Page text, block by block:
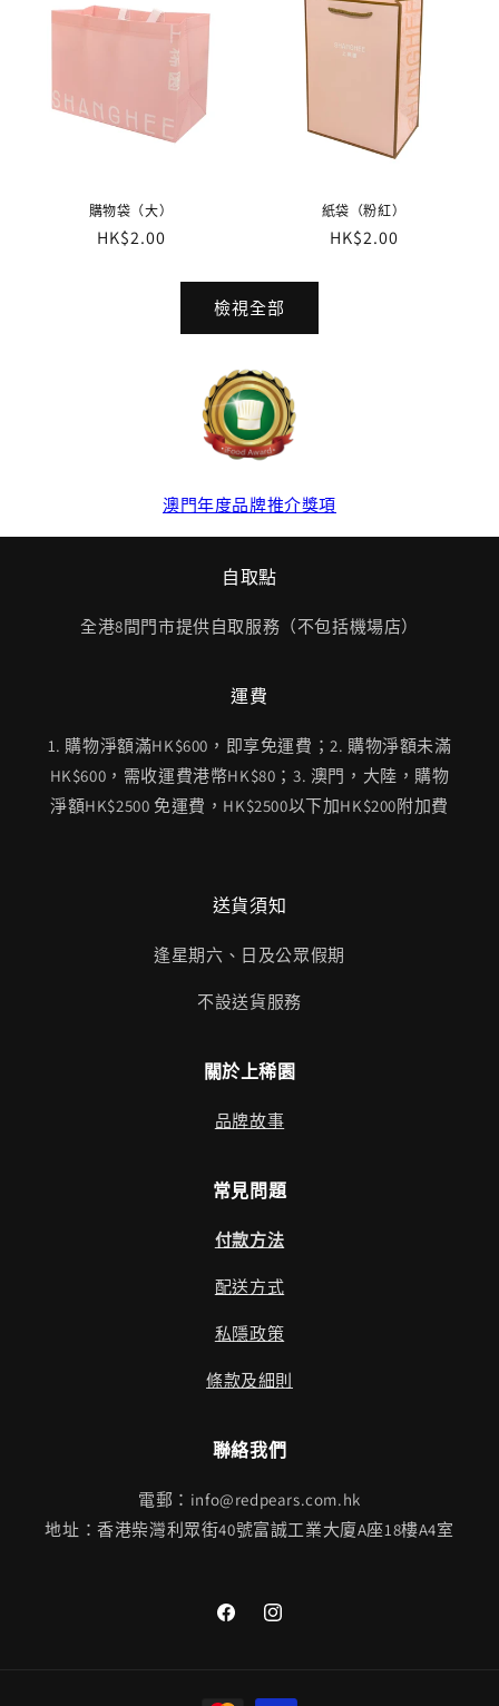
購物袋（大）
定
HK$2.00
紙袋（粉紅）
定
HK$2.00
檢視全部
澳門年度品牌推介獎項
自取點
全港8間門市提供自取服務（不包括機場店）
運費
1. 購物淨額滿HK$600，即享免運費；2. 購物淨額未滿
HK$600，需收運費港幣HK$80；3. 澳門，大陸，購物
淨額HK$2500 免運費，HK$2500以下加HK$200附加費
送貨須知
逢星期六、日及公眾假期
不設送貨服務
關於上稀園
品牌故事
常見問題
付款方法
配送方式
私隱政策
條款及細則
聯絡我們
電郵：info@redpears.com.hk
地址：香港柴灣利眾街40號富誠工業大廈A座18樓A4室
FacebookInstagram
付